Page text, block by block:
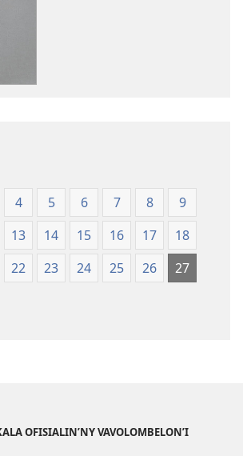
2021)
2021)
4 5 6 7 8
9
13 14 15 16 17
18
22 23 24 25 26
27
OFISIALIN’NY VAVOLOMBELON’I